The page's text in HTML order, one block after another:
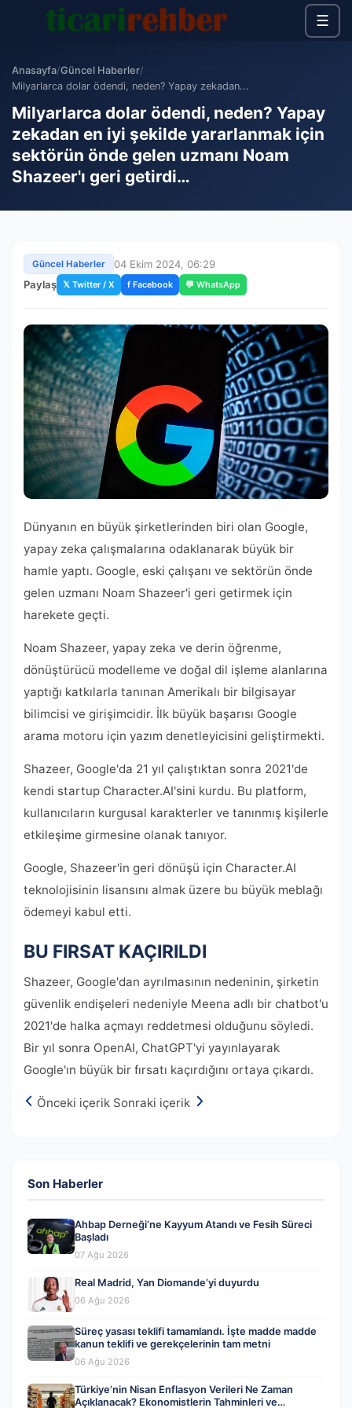
☰
Anasayfa/Güncel Haberler/
Milyarlarca dolar ödendi, neden? Yapay zekadan...
Milyarlarca dolar ödendi, neden? Yapay
zekadan en iyi şekilde yararlanmak için
sektörün önde gelen uzmanı Noam
Shazeer'ı geri getirdi…
Güncel Haberler
04 Ekim 2024, 06:29
Paylaş 𝕏 Twitter / X f Facebook 💬 WhatsApp
Dünyanın en büyük şirketlerinden biri olan Google,
yapay zeka çalışmalarına odaklanarak büyük bir
hamle yaptı. Google, eski çalışanı ve sektörün önde
gelen uzmanı Noam Shazeer'i geri getirmek için
harekete geçti.
Noam Shazeer, yapay zeka ve derin öğrenme,
dönüştürücü modelleme ve doğal dil işleme alanlarına
yaptığı katkılarla tanınan Amerikalı bir bilgisayar
bilimcisi ve girişimcidir. İlk büyük başarısı Google
arama motoru için yazım denetleyicisini geliştirmekti.
Shazeer, Google'da 21 yıl çalıştıktan sonra 2021'de
kendi startup Character.AI'sini kurdu. Bu platform,
kullanıcıların kurgusal karakterler ve tanınmış kişilerle
etkileşime girmesine olanak tanıyor.
Google, Shazeer'in geri dönüşü için Character.AI
teknolojisinin lisansını almak üzere bu büyük meblağı
ödemeyi kabul etti.
BU FIRSAT KAÇIRILDI
Shazeer, Google'dan ayrılmasının nedeninin, şirketin
güvenlik endişeleri nedeniyle Meena adlı bir chatbot'u
2021'de halka açmayı reddetmesi olduğunu söyledi.
Bir yıl sonra OpenAI, ChatGPT'yi yayınlayarak
Google'ın büyük bir fırsatı kaçırdığını ortaya çıkardı.
Önceki içerik Sonraki içerik
Son Haberler
Ahbap Derneği’ne Kayyum Atandı ve Fesih Süreci
Başladı
07 Ağu 2026
Real Madrid, Yan Diomande’yi duyurdu
06 Ağu 2026
Süreç yasası teklifi tamamlandı. İşte madde madde
kanun teklifi ve gerekçelerinin tam metni
06 Ağu 2026
Türkiye’nin Nisan Enflasyon Verileri Ne Zaman
Açıklanacak? Ekonomistlerin Tahminleri ve